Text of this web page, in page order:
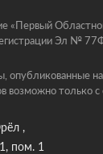
Эл №
опубликованные
возможно только с
,
пом. 1